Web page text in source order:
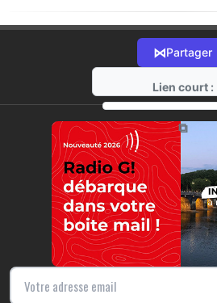
⋈Partager
Lien court :
⧉